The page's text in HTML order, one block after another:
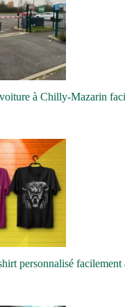
à Chilly-Mazarin
personnalisé facilement